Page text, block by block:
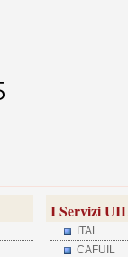
I Servizi
ITAL
CAFUIL